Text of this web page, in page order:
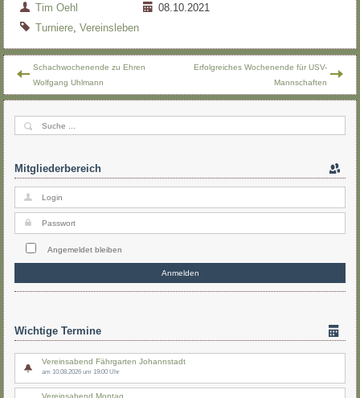
Tim Oehl
08.10.2021
Turniere, Vereinsleben
Schachwochenende zu Ehren
Wolfgang Uhlmann
Erfolgreiches Wochenende für USV-
Mannschaften
Mitgliederbereich
Angemeldet bleiben
Wichtige Termine
Vereinsabend Fährgarten Johannstadt
am 10.08.2026 um 19:00 Uhr